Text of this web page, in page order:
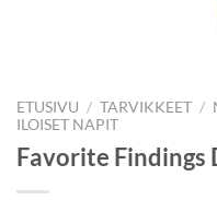
ETUSIVU / TARVIKKEET /
ILOISET NAPIT
Favorite Findings